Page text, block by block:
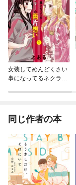
女装してめんどくさい
事になってるネクラと
同じ作者の本